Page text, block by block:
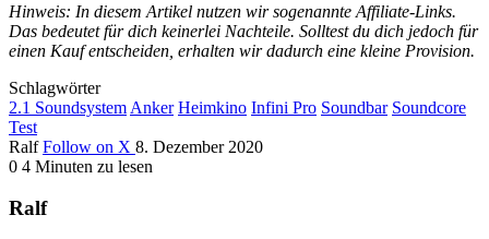
Hinweis: In diesem Artikel nutzen wir sogenannte Affiliate-Links.
Das bedeutet für dich keinerlei Nachteile. Solltest du dich jedoch für
einen Kauf entscheiden, erhalten wir dadurch eine kleine Provision.
Schlagwörter
2.1 Soundsystem Anker Heimkino Infini Pro Soundbar Soundcore
Test
Ralf Follow on X 8. Dezember 2020
0 4 Minuten zu lesen
Ralf